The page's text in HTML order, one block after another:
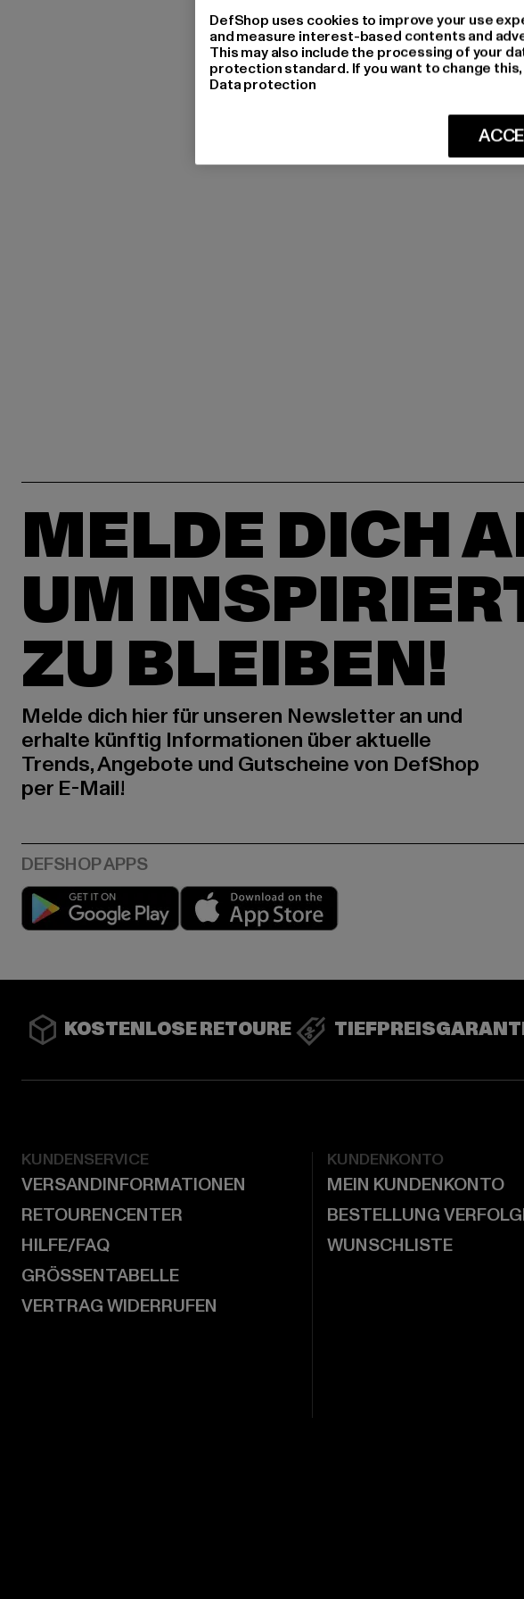
MELDE DICH
UM
ZU BLEIBEN!
Melde dich hier für unseren Newsletter an und
erhalte künftig Informationen über aktuelle
Trends, Angebote und Gutscheine von DefShop
per E-Mail!
Play market
KOSTENLOSE RETOURE
KUNDENSERVICE
VERSANDINFORMATIONEN
RETOURENCENTER
HILFE/FAQ
GRÖSSENTABELLE
VERTRAG WIDERRUFEN
KUNDENKONTO
MEIN KUNDENKONTO
BESTELLUNG
WUNSCHLISTE
DefShop uses cookies to improve your use
and measure interest-based contents and
This may also include the processing of your
protection standard. If you want to change
Data protection